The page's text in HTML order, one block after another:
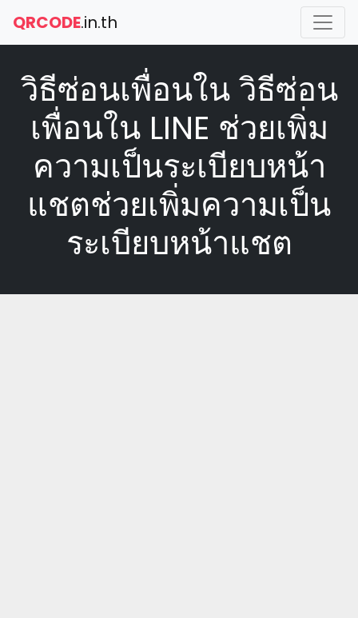
QRCODE.in.th
วิธีซ่อนเพื่อนใน วิธีซ่อน
เพื่อนใน LINE ช่วยเพิ่ม
ความเป็นระเบียบหน้า
แชตช่วยเพิ่มความเป็น
ระเบียบหน้าแชต